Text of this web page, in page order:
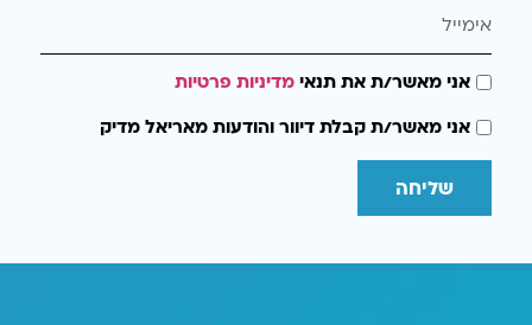
אני מאשר/ת את תנאימדיניות פרטיות
אני מאשר/ת קבלת דיוור והודעות מאריאל מדיק
שליחה